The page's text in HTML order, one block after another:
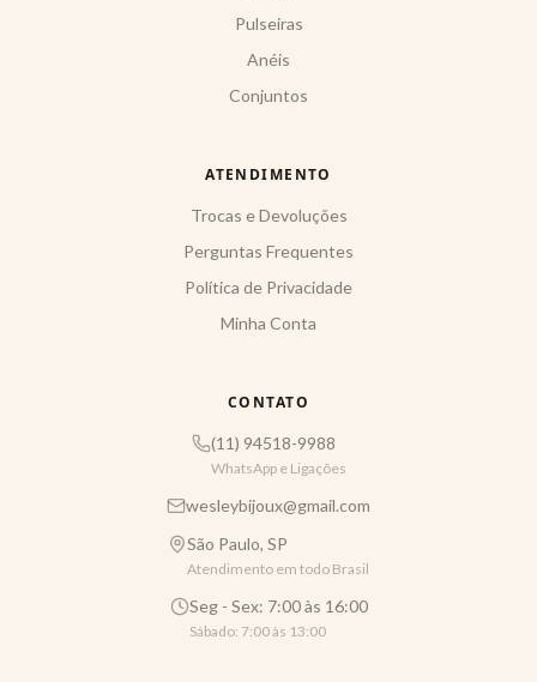
Pulseiras
Anéis
Conjuntos
ATENDIMENTO
Trocas e Devoluções
Perguntas Frequentes
Política de Privacidade
Minha Conta
CONTATO
(11) 94518-9988
WhatsApp e Ligações
wesleybijoux@gmail.com
São Paulo, SP
Atendimento em todo Brasil
Seg - Sex: 7:00 às 16:00
Sábado: 7:00 às 13:00